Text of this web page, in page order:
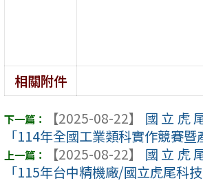
相關附件
【2025-08-22】
國立虎
「114年全國工業類科實作競賽暨
【2025-08-22】
國立虎
「115年台中精機廠/國立虎尾科